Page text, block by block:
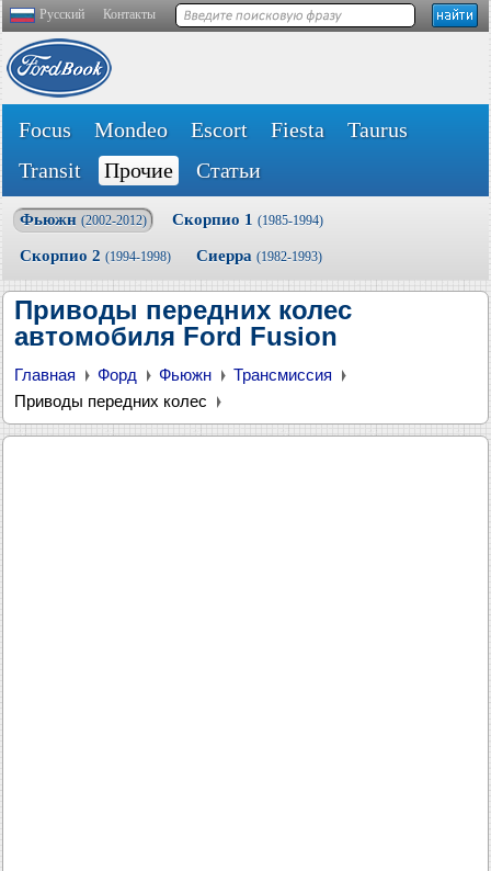
Русский Контакты
Focus Mondeo Escort Fiesta
Taurus
Transit
Прочие Статьи
Фьюжн (2002-2012) Скорпио 1 (1985-1994)
Скорпио 2 (1994-1998) Сиерра (1982-1993)
Приводы передних колес
автомобиля Ford Fusion
Главная Форд Фьюжн
Трансмиссия
Приводы передних колес